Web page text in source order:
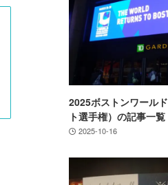
2025ボストンワール
ト選手権）の記事一覧
2025-10-16